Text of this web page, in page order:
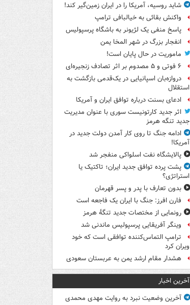
شاید روسیه، آمریکا را در ایران زمین‌گیر کند!
واکنش بقائی به خیالبافی ترامپ
پاسخ منفی یک لژیونر به باشگاه پرسپولیس
انفجار بزرگ در شهر المخا یمن
ماموریت در حال پایان است!
۶ فوتی و ۵ مصدوم بر اثر تصادف زنجیره‌ای
دروازه‌بان اسپانیایی در یک‌قدمی بازگشت به
استقلال
ادعای بسنت درباره توافق ایران و آمریکا
اثر جدید کارتونیست سوری با عنوان مدیریت
جدید تنگه هرمز
ادامه جنگ تا روی کار آمدن دولت جدید در
آمریکا!
پالایشگاه نفت اسلواکی منفجر شد
پشت پرده توافق جدید ایران؛ تاکتیک یا
استراتژی؟
بدون تعارف با پدر و پسر قهرمان
فارن افرز: جنگ با ایران یک فاجعه است
رونمایی از مختصات جدید تنگۀ هرمز
وینگر آفریقایی پرسپولیس ماندنی شد
ترامپ التماس‌کننده توافقی است که خود
ویران کرد
هشدار مقام ارشد یمن به عربستان سعودی
آخرین اخبار
آخرین وضعیت نبرد به روایت مهدی محمدی